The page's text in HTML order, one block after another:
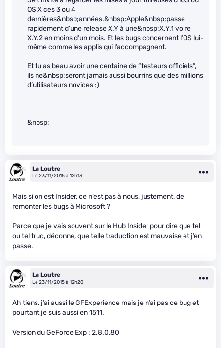
OS X ces 3 ou 4
dernières&nbsp;années.&nbsp;Apple&nbsp;passe
rapidement d’une release X.Y à une&nbsp;X.Y.1 voire
X.Y.2 en moins d’un mois. Et les bugs concernent l’OS lui-
même comme les applis qui l’accompagnent.
Et tu as beau avoir une centaine de “testeurs officiels”,
ils ne&nbsp;seront jamais aussi bourrins que des millions
d’utilisateurs novices ;)
&nbsp;
La Loutre
Le 23/11/2015 à 12h13
Mais si on est Insider, ce n’est pas à nous, justement, de
remonter les bugs à Microsoft ?
Parce que je vais souvent sur le Hub Insider pour dire que tel
ou tel truc, déconne, que telle traduction est mauvaise et j’en
passe.
La Loutre
Le 23/11/2015 à 12h20
Ah tiens, j’ai aussi le GFExperience mais je n’ai pas ce bug et
pourtant je suis aussi en 1511.
Version du GeForce Exp : 2.8.0.80